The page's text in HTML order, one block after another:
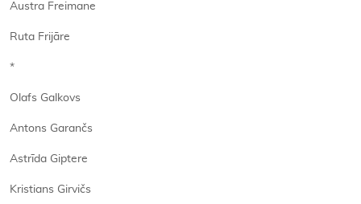
Austra Freimane
Ruta Frijāre
*
Olafs Galkovs
Antons Garančs
Astrīda Giptere
Kristians Girvičs